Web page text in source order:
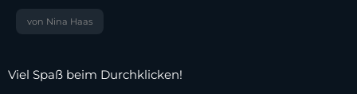
von Nina Haas
Viel Spaß beim Durchklicken!